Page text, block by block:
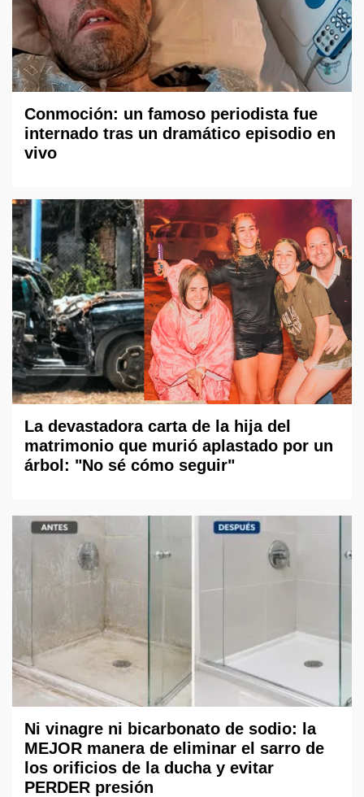
Conmoción: un famoso periodista fue
internado tras un dramático episodio en
vivo
La devastadora carta de la hija del
matrimonio que murió aplastado por un
árbol: "No sé cómo seguir"
Ni vinagre ni bicarbonato de sodio: la
MEJOR manera de eliminar el sarro de
los orificios de la ducha y evitar
PERDER presión